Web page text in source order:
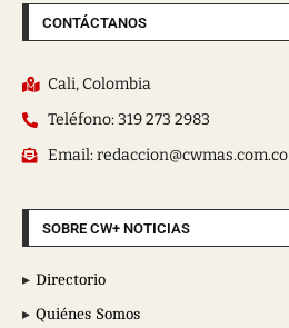
CONTÁCTANOS
Cali, Colombia
Teléfono: 319 273 2983
Email: redaccion@cwmas.com.co
SOBRE CW+ NOTICIAS
Directorio
Quiénes Somos